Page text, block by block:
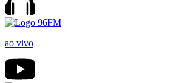
ao vivo